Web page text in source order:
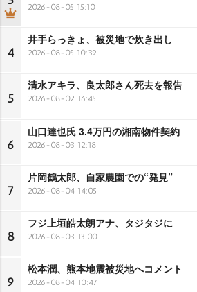
2026-08-05 15:10
4
井手らっきょ、被災地で炊き出し
2026-08-05 10:39
5
清水アキラ、良太郎さん死去を報告
2026-08-02 16:45
6
山口達也氏 3.4万円の湘南物件契約
2026-08-03 12:18
7
片岡鶴太郎、自家農園での“発見”
2026-08-04 14:05
8
フジ上垣皓太朗アナ、タジタジに
2026-08-03 13:00
9
松本潤、熊本地震被災地へコメント
2026-08-04 10:47